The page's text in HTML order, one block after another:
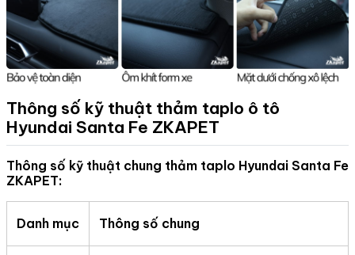
Thông số kỹ thuật thảm taplo ô tô
Hyundai Santa Fe ZKAPET
Thông số kỹ thuật chung thảm taplo Hyundai Santa Fe
ZKAPET:
Danh mục Thông số chung